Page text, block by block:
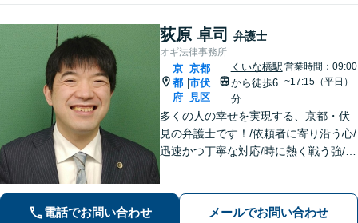
荻原 卓司 弁護士
オギ法律事務所
京
都
府
京都
市伏
見区
くいな橋駅
から徒歩6
分
営業時間：09:00
~17:15（平日）
多くの人の幸せを実現する、京都・伏
見の弁護士です！/依頼者に寄り沿う心/
迅速かつ丁寧な対応/時に熱く戦う強/解
電話でお問い合わせ メールでお問い合わせ